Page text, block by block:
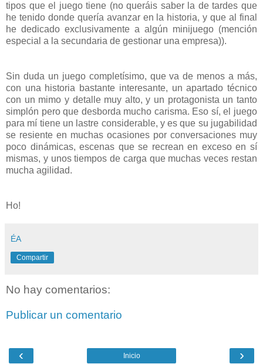
tipos que el juego tiene (no queráis saber la de tardes que
he tenido donde quería avanzar en la historia, y que al final
he dedicado exclusivamente a algún minijuego (mención
especial a la secundaria de gestionar una empresa)).
Sin duda un juego completísimo, que va de menos a más,
con una historia bastante interesante, un apartado técnico
con un mimo y detalle muy alto, y un protagonista un tanto
simplón pero que desborda mucho carisma. Eso sí, el juego
para mí tiene un lastre considerable, y es que su jugabilidad
se resiente en muchas ocasiones por conversaciones muy
poco dinámicas, escenas que se recrean en exceso en sí
mismas, y unos tiempos de carga que muchas veces restan
mucha agilidad.
Ho!
ÉA
Compartir
No hay comentarios:
Publicar un comentario
‹ ›
Inicio